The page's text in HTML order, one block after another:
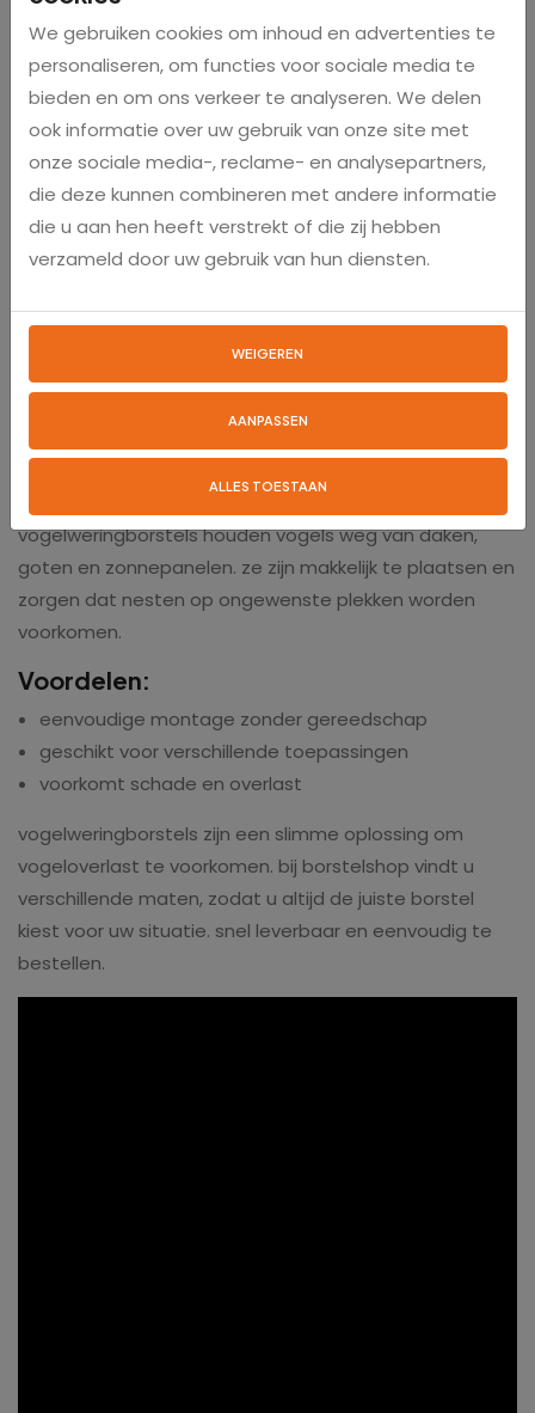
15 cm.
Pallet 192 meter totaal, 16 stuks
per doos.
€ 930,95
€ 1.049,00 adviesprijs
Volle pallet weringsborstels Ø
20 cm.
per doos.
€ 711,95
€ 795,00 adviesprijs
1 2
Hoe gebruik ik vogelweringborstels?
vogelweringborstels houden vogels weg van daken,
goten en zonnepanelen. ze zijn makkelijk te plaatsen en
zorgen dat nesten op ongewenste plekken worden
voorkomen.
Voordelen:
eenvoudige montage zonder gereedschap
geschikt voor verschillende toepassingen
voorkomt schade en overlast
vogelweringborstels zijn een slimme oplossing om
vogeloverlast te voorkomen. bij borstelshop vindt u
verschillende maten, zodat u altijd de juiste borstel
kiest voor uw situatie. snel leverbaar en eenvoudig te
bestellen.
We gebruiken cookies om inhoud en advertenties te
personaliseren, om functies voor sociale media te
bieden en om ons verkeer te analyseren. We delen
ook informatie over uw gebruik van onze site met
onze sociale media-, reclame- en analysepartners,
die deze kunnen combineren met andere informatie
die u aan hen heeft verstrekt of die zij hebben
verzameld door uw gebruik van hun diensten.
WEIGEREN
AANPASSEN
ALLES TOESTAAN